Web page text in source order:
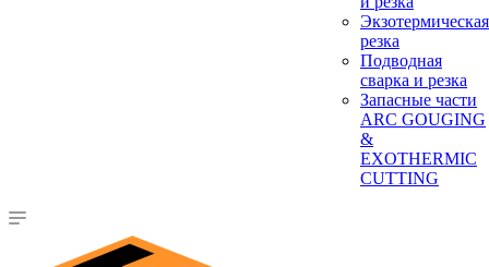
Экзотермическая
резка
Подводная
сварка и резка
Запасные части
ARC GOUGING
&
EXOTHERMIC
CUTTING